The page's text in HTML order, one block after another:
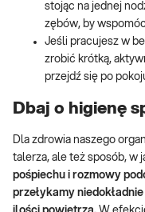
stojąc na jednej
zębów, by
Jeśli pracujesz w
zrobić krótką,
przejdź się po
Dbaj o higienę
Dla zdrowia naszego
talerza, ale też sposób, w
pośpiechu i rozmowy
przełykamy